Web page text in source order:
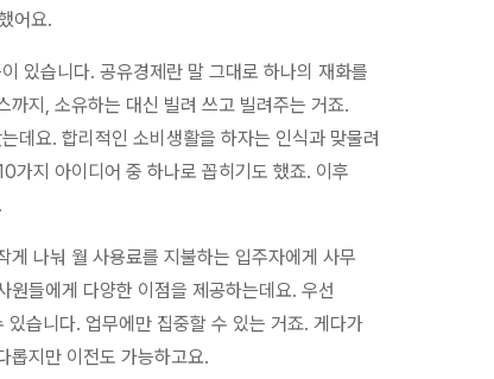
어요.
있습니다. 공유경제란 말 그대로 하나의 재화를
까지, 소유하는 대신 빌려 쓰고 빌려주는 거죠.
데요. 합리적인 소비생활을 하자는 인식과 맞물려
가지 아이디어 중 하나로 꼽히기도 했죠. 이후
나눠 월 사용료를 지불하는 입주자에게 사무
들에게 다양한 이점을 제공하는데요. 우선
습니다. 업무에만 집중할 수 있는 거죠. 게다가
롭지만 이전도 가능하고요.